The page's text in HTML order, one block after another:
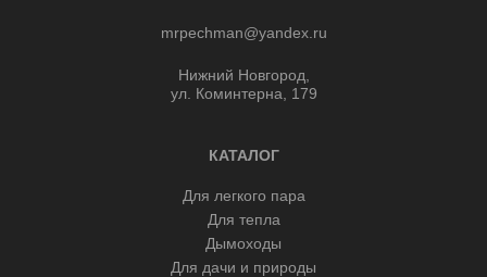
mrpechman@yandex.ru
Нижний Новгород,
ул. Коминтерна, 179
КАТАЛОГ
Для легкого пара
Для тепла
Дымоходы
Для дачи и природы